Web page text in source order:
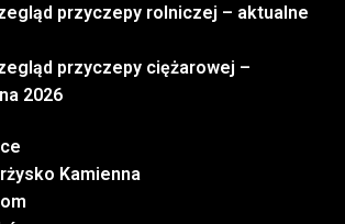
przyczepy rolniczej – aktualne
przyczepy ciężarowej –
2026
Kamienna